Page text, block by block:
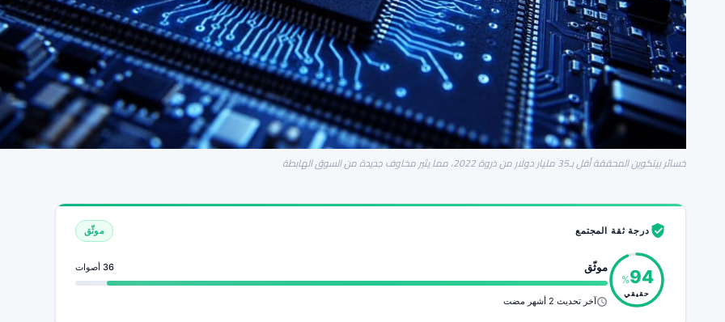
خسائر بيتكوين المحققة أقل بـ35 مليار دولار من ذروة 2022، مما يثير مخاوف جديدة من السوق الهابطة
درجة ثقة المجتمع موثّق
94
%
حقيقي
موثّق 36 أصوات
آخر تحديث 2 أشهر مضت